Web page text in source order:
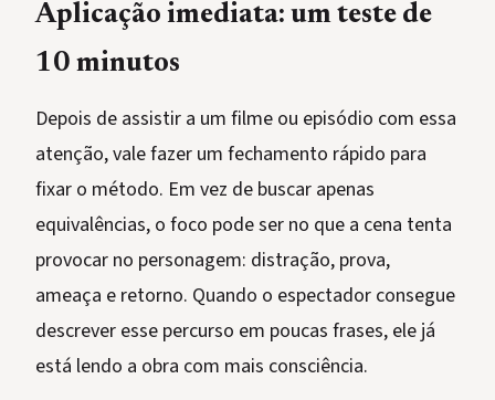
Aplicação imediata: um teste de
10 minutos
Depois de assistir a um filme ou episódio com essa
atenção, vale fazer um fechamento rápido para
fixar o método. Em vez de buscar apenas
equivalências, o foco pode ser no que a cena tenta
provocar no personagem: distração, prova,
ameaça e retorno. Quando o espectador consegue
descrever esse percurso em poucas frases, ele já
está lendo a obra com mais consciência.